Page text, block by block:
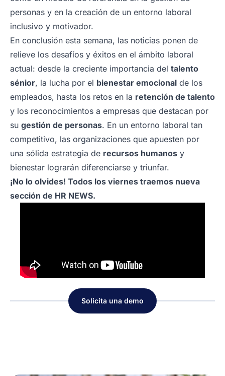
personas y en la creación de un entorno laboral
inclusivo y motivador.
En conclusión esta semana, las noticias ponen de
relieve los desafíos y éxitos en el ámbito laboral
actual: desde la creciente importancia del talento
sénior, la lucha por el bienestar emocional de los
empleados, hasta los retos en la retención de talento
y los reconocimientos a empresas que destacan por
su gestión de personas. En un entorno laboral tan
competitivo, las organizaciones que apuesten por
una sólida estrategia de recursos humanos y
bienestar lograrán diferenciarse y triunfar.
¡No lo olvides! Todos los viernes traemos nueva
sección de HR NEWS.
Solicita una demo